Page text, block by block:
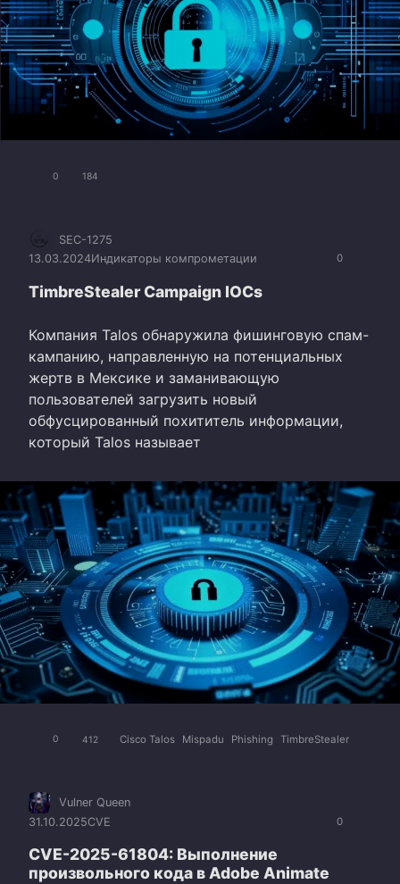
0 184
0
SEC-1275
13.03.2024Индикаторы компрометации
TimbreStealer Campaign IOCs
Компания Talos обнаружила фишинговую спам-
кампанию, направленную на потенциальных
жертв в Мексике и заманивающую
пользователей загрузить новый
обфусцированный похититель информации,
который Talos называет
0 412 Cisco Talos Mispadu Phishing TimbreStealer
0
Vulner Queen
31.10.2025CVE
CVE-2025-61804: Выполнение
произвольного кода в Adobe Animate